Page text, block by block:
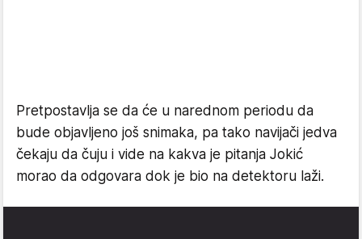
Pretpostavlja se da će u narednom periodu da
bude objavljeno još snimaka, pa tako navijači jedva
čekaju da čuju i vide na kakva je pitanja Jokić
morao da odgovara dok je bio na detektoru laži.